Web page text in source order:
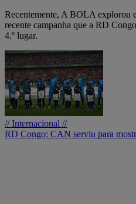
Recentemente, A BOLA explorou
recente campanha que a RD
4.º lugar.
// Internacional //
RD Congo: CAN serviu para